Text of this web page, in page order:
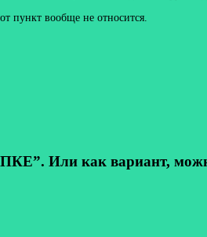
пункт вообще не относится.
Или как вариант,